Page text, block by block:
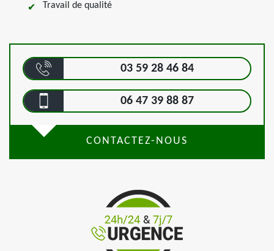
Travail de qualité
03 59 28 46 84
06 47 39 88 87
CONTACTEZ-NOUS